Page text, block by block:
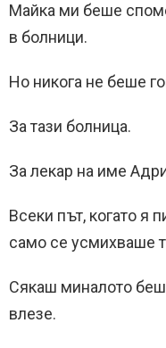
Майка ми беше
в болници.
Но никога не беше
За тази болница.
За лекар на име
Всеки път, когато я
само се усмихваше
Сякаш миналото
влезе.